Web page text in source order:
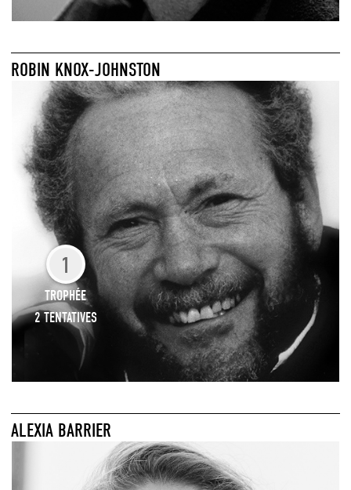
ROBIN KNOX-JOHNSTON
1
TROPHÉE
2 TENTATIVES
ALEXIA BARRIER